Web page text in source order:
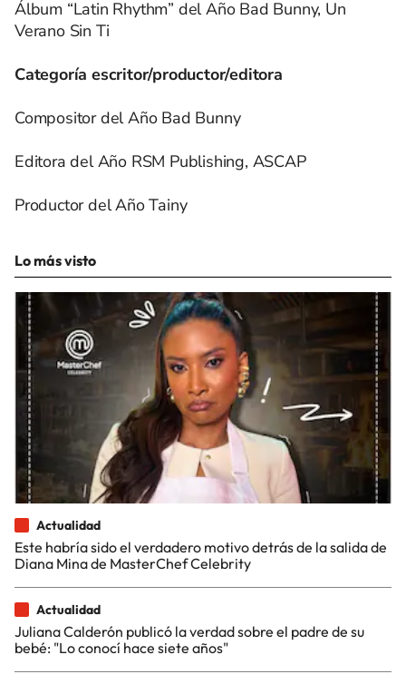
Álbum “Latin Rhythm” del Año Bad Bunny, Un
Verano Sin Ti
Categoría escritor/productor/editora
Compositor del Año Bad Bunny
Editora del Año RSM Publishing, ASCAP
Productor del Año Tainy
Lo más visto
Actualidad
Este habría sido el verdadero motivo detrás de la salida de
Diana Mina de MasterChef Celebrity
Actualidad
Juliana Calderón publicó la verdad sobre el padre de su
bebé: "Lo conocí hace siete años"